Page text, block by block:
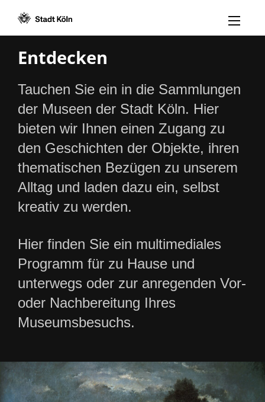
Menü
Entdecken
Tauchen Sie ein in die Sammlungen
der Museen der Stadt Köln. Hier
bieten wir Ihnen einen Zugang zu
den Geschichten der Objekte, ihren
thematischen Bezügen zu unserem
Alltag und laden dazu ein, selbst
kreativ zu werden.
Hier finden Sie ein multimediales
Programm für zu Hause und
unterwegs oder zur anregenden Vor-
oder Nachbereitung Ihres
Museumsbesuchs.